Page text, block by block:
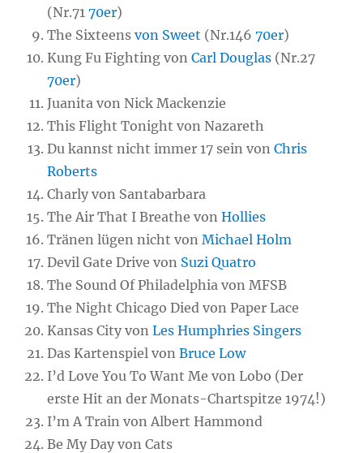
(Nr.7170er)
The Sixteensvon Sweet (Nr.14670er)
Kung Fu Fighting vonCarl Douglas (Nr.27
70er)
Juanita von Nick Mackenzie
This Flight Tonight von Nazareth
Du kannst nicht immer 17 sein vonChris
Roberts
Charly von Santabarbara
The Air That I Breathe vonHollies
Tränen lügen nicht vonMichael Holm
Devil Gate Drive von Suzi Quatro
The Sound Of Philadelphia von MFSB
The Night Chicago Died von Paper Lace
Kansas City vonLes Humphries Singers
Das Kartenspiel vonBruce Low
I’d Love You To Want Me von Lobo (Der
erste Hit an der Monats-Chartspitze 1974!)
I’m A Train von Albert Hammond
Be My Day von Cats